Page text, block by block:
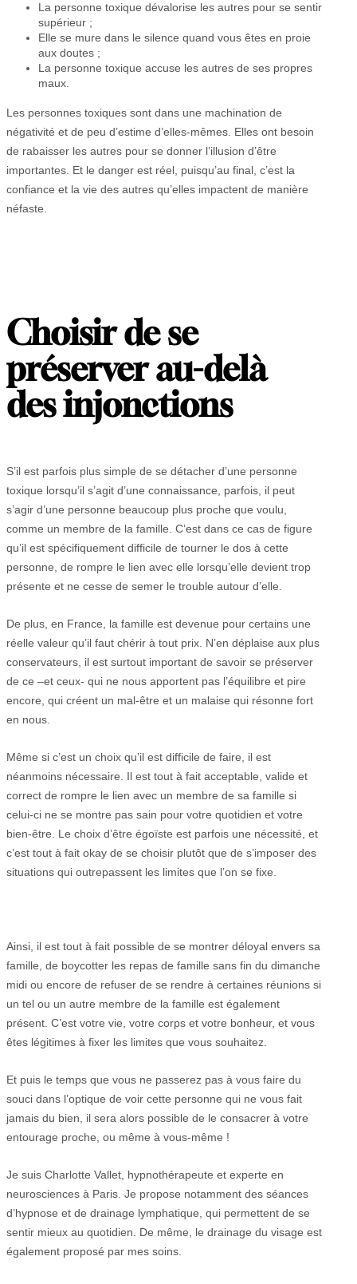
La personne toxique dévalorise les autres pour se sentir
supérieur ;
Elle se mure dans le silence quand vous êtes en proie
aux doutes ;
La personne toxique accuse les autres de ses propres
maux.
Les personnes toxiques sont dans une machination de
négativité et de peu d’estime d’elles-mêmes. Elles ont besoin
de rabaisser les autres pour se donner l’illusion d’être
importantes. Et le danger est réel, puisqu’au final, c’est la
confiance et la vie des autres qu’elles impactent de manière
néfaste.
Choisir de se
préserver au-delà
des injonctions
S’il est parfois plus simple de se détacher d’une personne
toxique lorsqu’il s’agit d’une connaissance, parfois, il peut
s’agir d’une personne beaucoup plus proche que voulu,
comme un membre de la famille. C’est dans ce cas de figure
qu’il est spécifiquement difficile de tourner le dos à cette
personne, de rompre le lien avec elle lorsqu’elle devient trop
présente et ne cesse de semer le trouble autour d’elle.
De plus, en France, la famille est devenue pour certains une
réelle valeur qu’il faut chérir à tout prix. N’en déplaise aux plus
conservateurs, il est surtout important de savoir se préserver
de ce –et ceux- qui ne nous apportent pas l’équilibre et pire
encore, qui créent un mal-être et un malaise qui résonne fort
en nous.
Même si c’est un choix qu’il est difficile de faire, il est
néanmoins nécessaire. Il est tout à fait acceptable, valide et
correct de rompre le lien avec un membre de sa famille si
celui-ci ne se montre pas sain pour votre quotidien et votre
bien-être. Le choix d’être égoïste est parfois une nécessité, et
c’est tout à fait okay de se choisir plutôt que de s’imposer des
situations qui outrepassent les limites que l’on se fixe.
Ainsi, il est tout à fait possible de se montrer déloyal envers sa
famille, de boycotter les repas de famille sans fin du dimanche
midi ou encore de refuser de se rendre à certaines réunions si
un tel ou un autre membre de la famille est également
présent. C’est votre vie, votre corps et votre bonheur, et vous
êtes légitimes à fixer les limites que vous souhaitez.
Et puis le temps que vous ne passerez pas à vous faire du
souci dans l’optique de voir cette personne qui ne vous fait
jamais du bien, il sera alors possible de le consacrer à votre
entourage proche, ou même à vous-même !
Je suis Charlotte Vallet, hypnothérapeute et experte en
neurosciences à Paris. Je propose notamment des séances
d’hypnose et de drainage lymphatique, qui permettent de se
sentir mieux au quotidien. De même, le drainage du visage est
également proposé par mes soins.